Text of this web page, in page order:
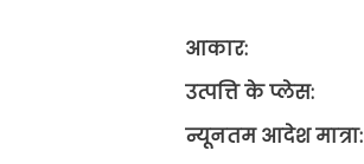
आकार:
उत्पत्ति के प्लेस:
न्यूनतम आदेश मात्रा: